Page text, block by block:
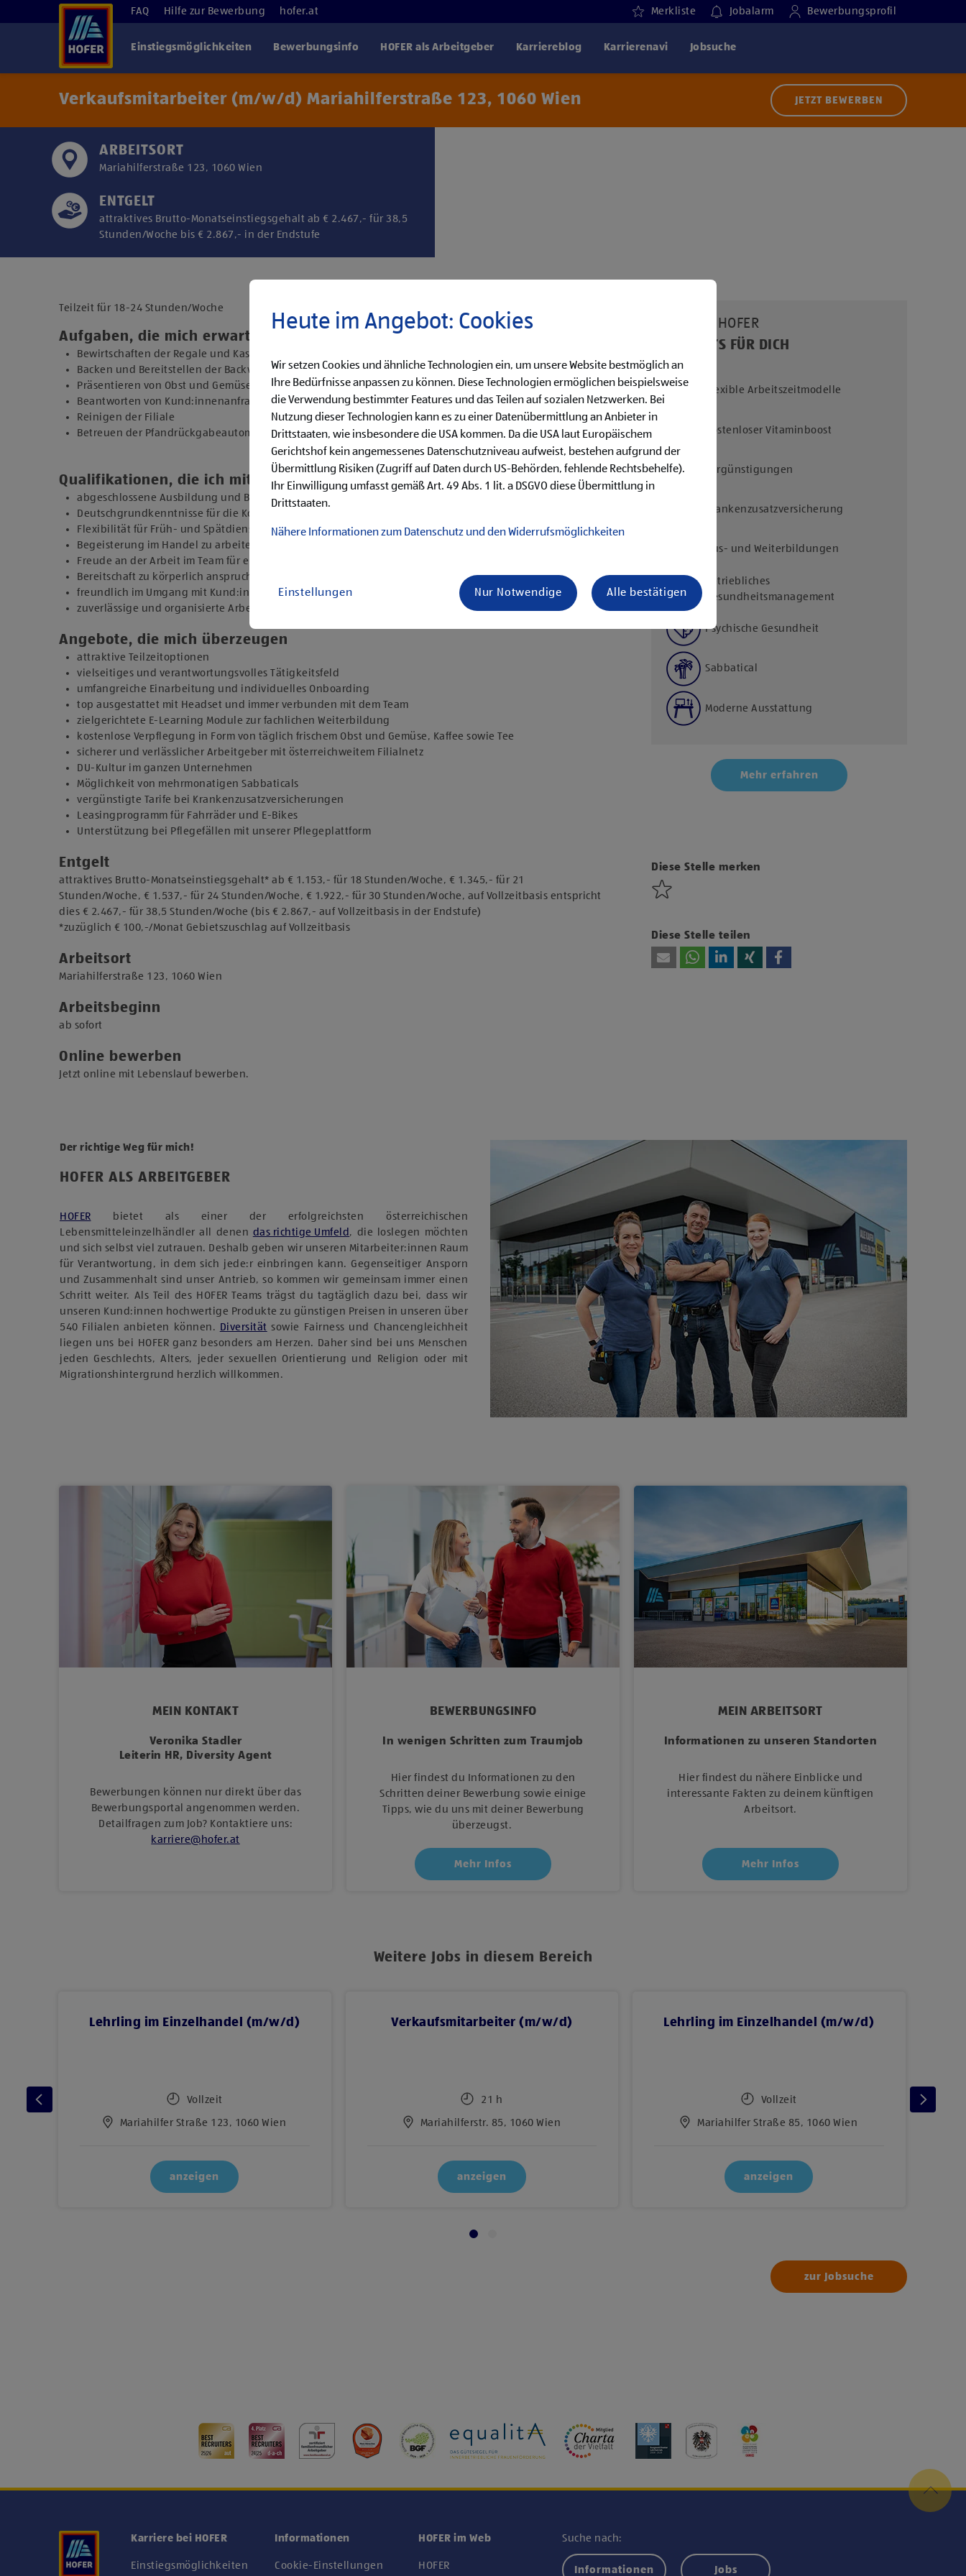
FAQ Hilfe zur Bewerbung hofer.at Merkliste Jobalarm Bewerbungsprofil
Einstiegsmöglichkeiten Bewerbungsinfo HOFER als Arbeitgeber Karriereblog Karrierenavi Jobsuche
Verkaufsmitarbeiter (m/w/d) Mariahilferstraße 123, 1060 Wien JETZT BEWERBEN
ARBEITSORT
Mariahilferstraße 123, 1060 Wien
ENTGELT
attraktives Brutto-Monatseinstiegsgehalt ab € 2.467,- für 38,5
Stunden/Woche bis € 2.867,- in der Endstufe
Teilzeit für 18-24 Stunden/Woche
Aufgaben, die mich erwarten
Bewirtschaften der Regale und Kassieren der Einkäufe
Backen und Bereitstellen der Backware
Präsentieren von Obst und Gemüse sowie Durchführen von Qualitätskontrollen
Beantworten von Kund:innenanfragen
Reinigen der Filiale
Betreuen der Pfandrückgabeautomaten
Qualifikationen, die ich mitbringe
abgeschlossene Ausbildung und Berufserfahrung von Vorteil
Deutschgrundkenntnisse für die Kommunikation mit unseren Kund:innen
Flexibilität für Früh- und Spätdienste (Montag bis Samstag)
Begeisterung im Handel zu arbeiten und den Unternehmenserfolg mitzugestalten
Freude an der Arbeit im Team für ein motiviertes Miteinander
Bereitschaft zu körperlich anspruchsvollen Tätigkeiten
freundlich im Umgang mit Kund:innen für eine angenehme Einkaufsatmosphäre
zuverlässige und organisierte Arbeitsweise zur gewissenhaften Erledigung der Aufgaben
Angebote, die mich überzeugen
attraktive Teilzeitoptionen
vielseitiges und verantwortungsvolles Tätigkeitsfeld
umfangreiche Einarbeitung und individuelles Onboarding
top ausgestattet mit Headset und immer verbunden mit dem Team
zielgerichtete E-Learning Module zur fachlichen Weiterbildung
kostenlose Verpflegung in Form von täglich frischem Obst und Gemüse, Kaffee sowie Tee
sicherer und verlässlicher Arbeitgeber mit österreichweitem Filialnetz
DU-Kultur im ganzen Unternehmen
Möglichkeit von mehrmonatigen Sabbaticals
vergünstigte Tarife bei Krankenzusatzversicherungen
Leasingprogramm für Fahrräder und E-Bikes
Unterstützung bei Pflegefällen mit unserer Pflegeplattform
Entgelt
attraktives Brutto-Monatseinstiegsgehalt* ab € 1.153,- für 18 Stunden/Woche, € 1.345,- für 21
Stunden/Woche, € 1.537,- für 24 Stunden/Woche, € 1.922,- für 30 Stunden/Woche, auf Vollzeitbasis entspricht
dies € 2.467,- für 38,5 Stunden/Woche (bis € 2.867,- auf Vollzeitbasis in der Endstufe)
*zuzüglich € 100,-/Monat Gebietszuschlag auf Vollzeitbasis
Arbeitsort
​Mariahilferstraße 123, 1060 Wien​
Arbeitsbeginn
​ab sofort​
Online bewerben
Jetzt online mit Lebenslauf bewerben.
UNSERE HOFER
BENEFITS FÜR DICH
Flexible Arbeitszeitmodelle
Kostenloser Vitaminboost
Vergünstigungen
Krankenzusatzversicherung
Aus- und Weiterbildungen
Betriebliches
Gesundheitsmanagement
Psychische Gesundheit
Sabbatical
Moderne Ausstattung
Mehr erfahren
diesen Inhalt anzuzeigen.
Diese Stelle merken
Diese Stelle teilen
HOFER ALS ARBEITGEBER
Der richtige Weg für mich!
HOFER bietet als einer der erfolgreichsten österreichischen
Lebensmitteleinzelhändler all denen das richtige Umfeld , die loslegen möchten
und sich selbst viel zutrauen. Deshalb geben wir unseren Mitarbeiter:innen Raum
für Verantwortung, in dem sich jede:r einbringen kann. Gegenseitiger Ansporn
und Zusammenhalt sind unser Antrieb, so kommen wir gemeinsam immer einen
Schritt weiter. Als Teil des HOFER Teams trägst du tagtäglich dazu bei, dass wir
unseren Kund:innen hochwertige Produkte zu günstigen Preisen in unseren über
540 Filialen anbieten können. Diversität sowie Fairness und Chancengleichheit
liegen uns bei HOFER ganz besonders am Herzen. Daher sind bei uns Menschen
jeden Geschlechts, Alters, jeder sexuellen Orientierung und Religion oder mit
Migrationshintergrund herzlich willkommen.
MEIN KONTAKT
Veronika Stadler
Leiterin HR, Diversity Agent
Bewerbungen können nur direkt über das
Bewerbungsportal angenommen werden.
Detailfragen zum Job? Kontaktiere uns:
karriere@ hofer.at
BEWERBUNGSINFO
In wenigen Schritten zum Traumjob
Hier findest du Informationen zu den
Schritten deiner Bewerbung sowie einige
Tipps, wie du uns mit deiner Bewerbung
überzeugst.
Mehr Infos
MEIN ARBEITSORT
Informationen zu unseren Standorten
Hier findest du nähere Einblicke und
interessante Fakten zu deinem künftigen
Arbeitsort.
Mehr Infos
Weitere Jobs in diesem Bereich
Lehrling im Einzelhandel (m/w/d)
Vollzeit
Mariahilfer Straße 123, 1060 Wien
anzeigen
Verkaufsmitarbeiter (m/w/d)
21 h
Mariahilferstr. 85, 1060 Wien
anzeigen
Lehrling im Einzelhandel (m/w/d)
Vollzeit
Mariahilfer Straße 85, 1060 Wien
anzeigen
zur Jobsuche
Karriere bei HOFER
Einstiegsmöglichkeiten
Informationen
Cookie-Einstellungen
HOFER im Web
HOFER
Suche nach:
Informationen Jobs
Heute im Angebot: Cookies
Wir setzen Cookies und ähnliche Technologien ein, um unsere Website bestmöglich an
Ihre Bedürfnisse anpassen zu können. Diese Technologien ermöglichen beispielsweise
die Verwendung bestimmter Features und das Teilen auf sozialen Netzwerken. Bei
Nutzung dieser Technologien kann es zu einer Datenübermittlung an Anbieter in
Drittstaaten, wie insbesondere die USA kommen. Da die USA laut Europäischem
Gerichtshof kein angemessenes Datenschutzniveau aufweist, bestehen aufgrund der
Übermittlung Risiken (Zugriff auf Daten durch US-Behörden, fehlende Rechtsbehelfe).
Ihr Einwilligung umfasst gemäß Art. 49 Abs. 1 lit. a DSGVO diese Übermittlung in
Drittstaaten.
Nähere Informationen zum Datenschutz und den Widerrufsmöglichkeiten
Einstellungen Nur Notwendige Alle bestätigen